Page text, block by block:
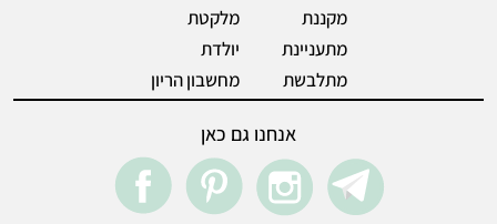
מקננת
מתעניינת
מתלבשת
מלקטת
יולדת
מחשבון הריון
אנחנו גם כאן
Telegram
instegram
pintrest